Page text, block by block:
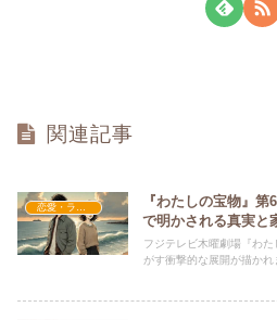
関連記事
『わたしの宝物』
で明かされる真実と
フジテレビ木曜劇場『わ
がす衝撃的な展開が描か